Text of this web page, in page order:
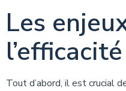
Les
Tout d’abord, il est crucial